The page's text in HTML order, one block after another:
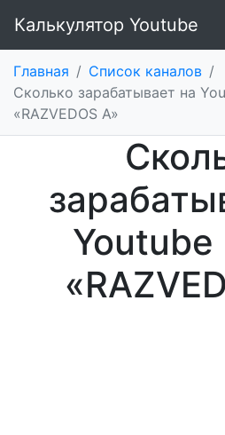
Калькулятор Youtube
Главная / Список каналов /
Сколько зарабатывает на
«RAZVEDOS A»
Youtube